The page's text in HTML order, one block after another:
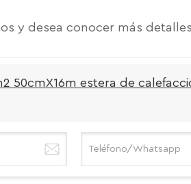
y desea conocer más
50cmX16m estera de